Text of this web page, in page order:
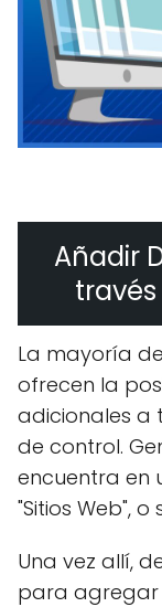
Añadir
La mayoría
ofrecen la
adicionales a
de control.
encuentra en
"Sitios Web", o
Una vez allí,
para agregar